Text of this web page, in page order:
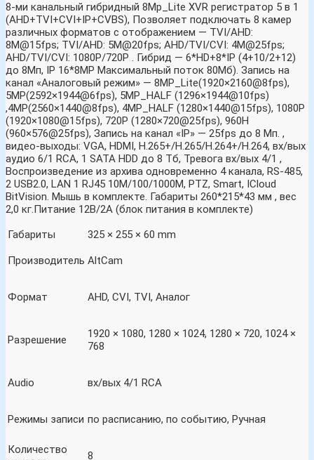
8-ми канальный гибридный 8Mp_Lite XVR регистратор 5 в 1
(AHD+TVI+CVI+IP+CVBS), Позволяет подключать 8 камер
различных форматов с отображением — TVI/AHD:
8M@15fps; TVI/AHD: 5M@20fps; AHD/TVI/CVI: 4M@25fps;
AHD/TVI/CVI: 1080P/720P . Гибрид — 6*HD+8*IP (4+10/2+12)
до 8Мп, IP 16*8MP Максимальный поток 80Mб). Запись на
канал «Аналоговый режим» — 8MP_Lite(1920×2160@8fps),
5MP(2592×1944@6fps), 5MP_HALF (1296×1944@10fps)
,4MP(2560×1440@8fps), 4MP_HALF (1280×1440@15fps), 1080P
(1920×1080@15fps), 720P (1280×720@25fps), 960H
(960×576@25fps), Запись на канал «IP» — 25fps до 8 Мп. ,
видео-выходы: VGA, HDMI, H.265+/H.265/H.264+/H.264, вх/вых
аудио 6/1 RCA, 1 SATA HDD до 8 Тб, Тревога вх/вых 4/1 ,
Воспроизведение из архива одновременно 4 канала, RS-485,
2 USB2.0, LAN 1 RJ45 10M/100/1000M, PTZ, Smart, ICloud
BitVision. Мышь в комплекте. Габариты 260*215*43 мм , вес
2,0 кг.Питание 12B/2А (блок питания в комплекте)
Габариты
325 × 255 × 60 mm
Производитель AltCam
Формат AHD, CVI, TVI, Аналог
Разрешение
1920 × 1080, 1280 × 1024, 1280 × 720, 1024 ×
768
Audio вх/вых 4/1 RCA
Режимы записи по расписанию, по событию, Ручная
Количество
8